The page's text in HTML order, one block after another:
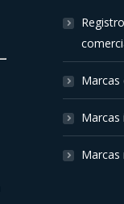
Marcas
Marcas
Marcas